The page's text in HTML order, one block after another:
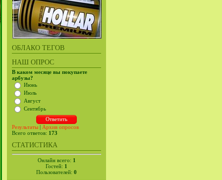
ОБЛАКО ТЕГОВ
НАШ ОПРОС
В каком месяце вы покупаете
арбузы?
Июнь
Июль
Август
Сентябрь
Результаты | Архив опросов
Всего ответов: 173
СТАТИСТИКА
Онлайн всего: 1
Гостей: 1
Пользователей: 0